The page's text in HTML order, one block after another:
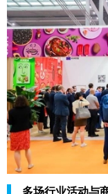
多场行业活动与